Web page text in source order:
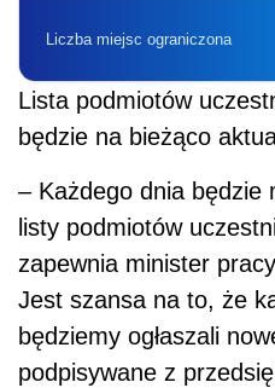
Liczba miejsc ograniczona
Lista podmiotów
będzie na bieżąco
– Każdego dnia będzie
listy podmiotów
zapewnia minister
Jest szansa na to, że
będziemy ogłaszali
podpisywane z